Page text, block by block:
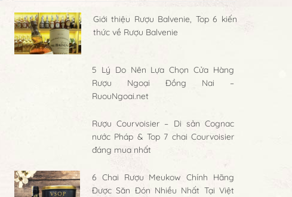
Giới thiệu Rượu Balvenie, Top 6 kiến
thức về Rượu Balvenie
5 Lý Do Nên Lựa Chọn Cửa Hàng
Rượu Ngoại Đồng Nai –
RuouNgoai.net
Rượu Courvoisier – Di sản Cognac
nước Pháp & Top 7 chai Courvoisier
đáng mua nhất
6 Chai Rượu Meukow Chính Hãng
Được Săn Đón Nhiều Nhất Tại Việt